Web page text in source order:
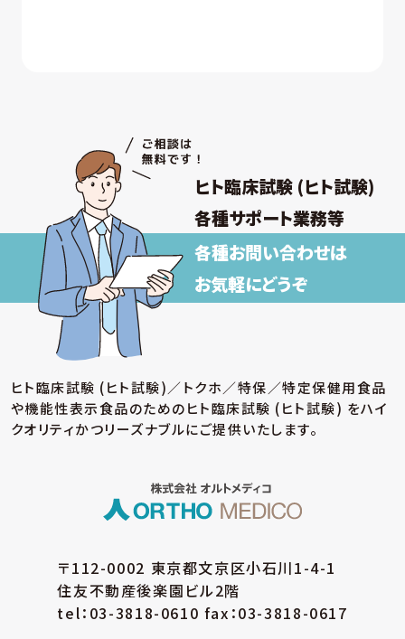
ヒト臨床試験 (ヒト試験)
各種サポート業務等
各種お問い合わせは
お気軽にどうぞ
ヒト臨床試験 (ヒト試験)／トクホ／特保／特定保健用食品
や機能性表示食品のためのヒト臨床試験 (ヒト試験) をハイ
クオリティかつリーズナブルにご提供いたします。
〒112-0002 東京都文京区小石川1-4-1
住友不動産後楽園ビル2階
tel：03-3818-0610 fax：03-3818-0617